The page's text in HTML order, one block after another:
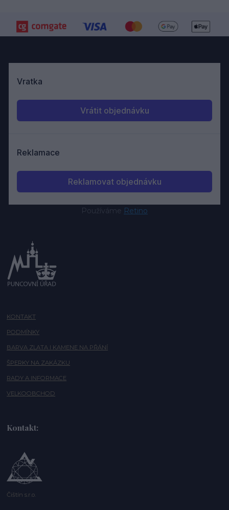
Používáme Retino
KONTAKT
PODMÍNKY
BARVA ZLATA I KAMENE NA PŘÁNÍ
ŠPERKY NA ZAKÁZKU
RADY A INFORMACE
VELKOOBCHOD
Kontakt:
Čištín s.r.o.